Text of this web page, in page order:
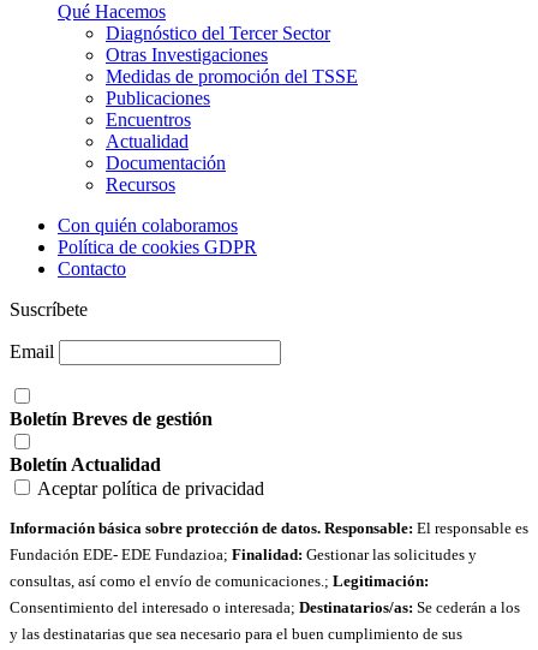
Qué Hacemos
Diagnóstico del Tercer Sector
Otras Investigaciones
Medidas de promoción del TSSE
Publicaciones
Encuentros
Actualidad
Documentación
Recursos
Con quién colaboramos
Política de cookies GDPR
Contacto
Suscríbete
Email
Boletín Breves de gestión
Boletín Actualidad
Aceptar política de privacidad
Información básica sobre protección de datos. Responsable: El responsable es
Fundación EDE- EDE Fundazioa; Finalidad: Gestionar las solicitudes y
consultas, así como el envío de comunicaciones.; Legitimación:
Consentimiento del interesado o interesada; Destinatarios/as: Se cederán a los
y las destinatarias que sea necesario para el buen cumplimiento de sus